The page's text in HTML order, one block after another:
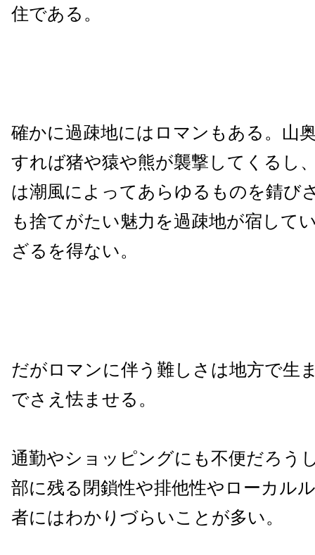
住である。
確かに過疎地にはロマンもある。山
すれば猪や猿や熊が襲撃してくるし
は潮風によってあらゆるものを錆び
も捨てがたい魅力を過疎地が宿して
ざるを得ない。
だがロマンに伴う難しさは地方で生
でさえ怯ませる。
通勤やショッピングにも不便だろう
部に残る閉鎖性や排他性やローカル
者にはわかりづらいことが多い。